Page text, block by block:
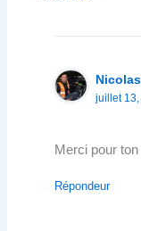
juillet
Merci pour
Répondeur